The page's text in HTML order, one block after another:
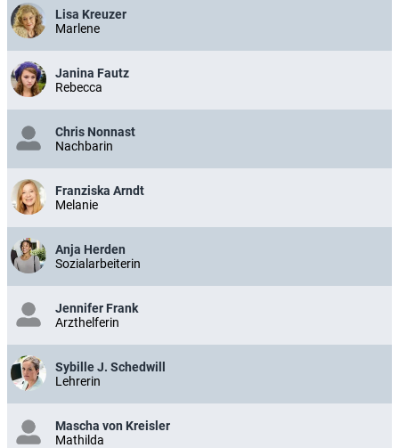
Lisa Kreuzer
Marlene
Janina Fautz
Rebecca
Chris Nonnast
Nachbarin
Franziska Arndt
Melanie
Anja Herden
Sozialarbeiterin
Jennifer Frank
Arzthelferin
Sybille J. Schedwill
Lehrerin
Mascha von Kreisler
Mathilda